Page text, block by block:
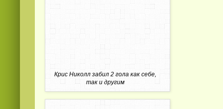
Крис Николл забил 2 гола как себе,
так и другим